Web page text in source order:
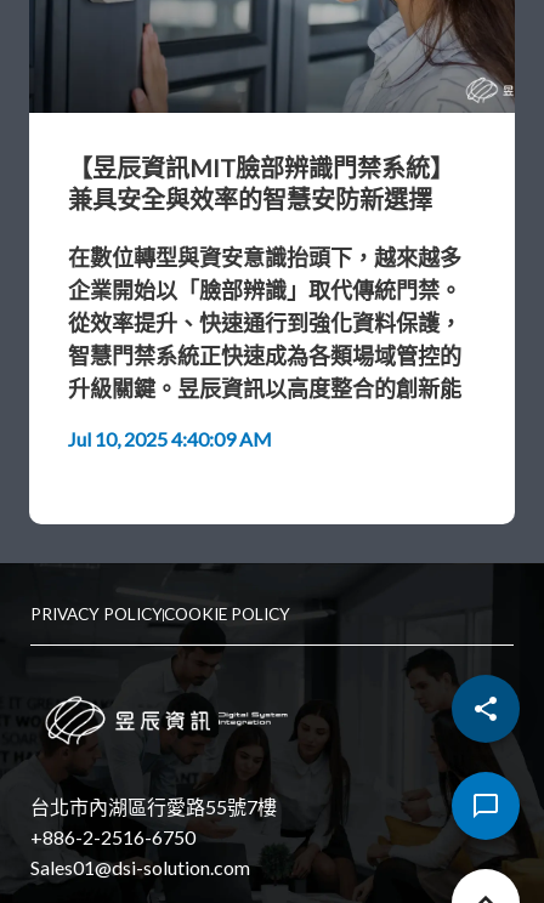
【昱辰資訊MIT臉部辨識門禁系統】
兼具安全與效率的智慧安防新選擇
在數位轉型與資安意識抬頭下，越來越多
企業開始以「臉部辨識」取代傳統門禁。
從效率提升、快速通行到強化資料保護，
智慧門禁系統正快速成為各類場域管控的
升級關鍵。 昱辰資訊以高度整合的創新能
辨識門禁解決方案，助力企業實現真正的
【 UniFace 4人臉辨識門禁機於辦公室出入口應
用 】
以整合與創新實力，打造MIT智
Jul 10, 2025 4:40:09 AM
PRIVACY POLICYCOOKIE POLICY
台北市內湖區行愛路55號7樓
+886-2-2516-6750
Sales01@dsi-solution.com